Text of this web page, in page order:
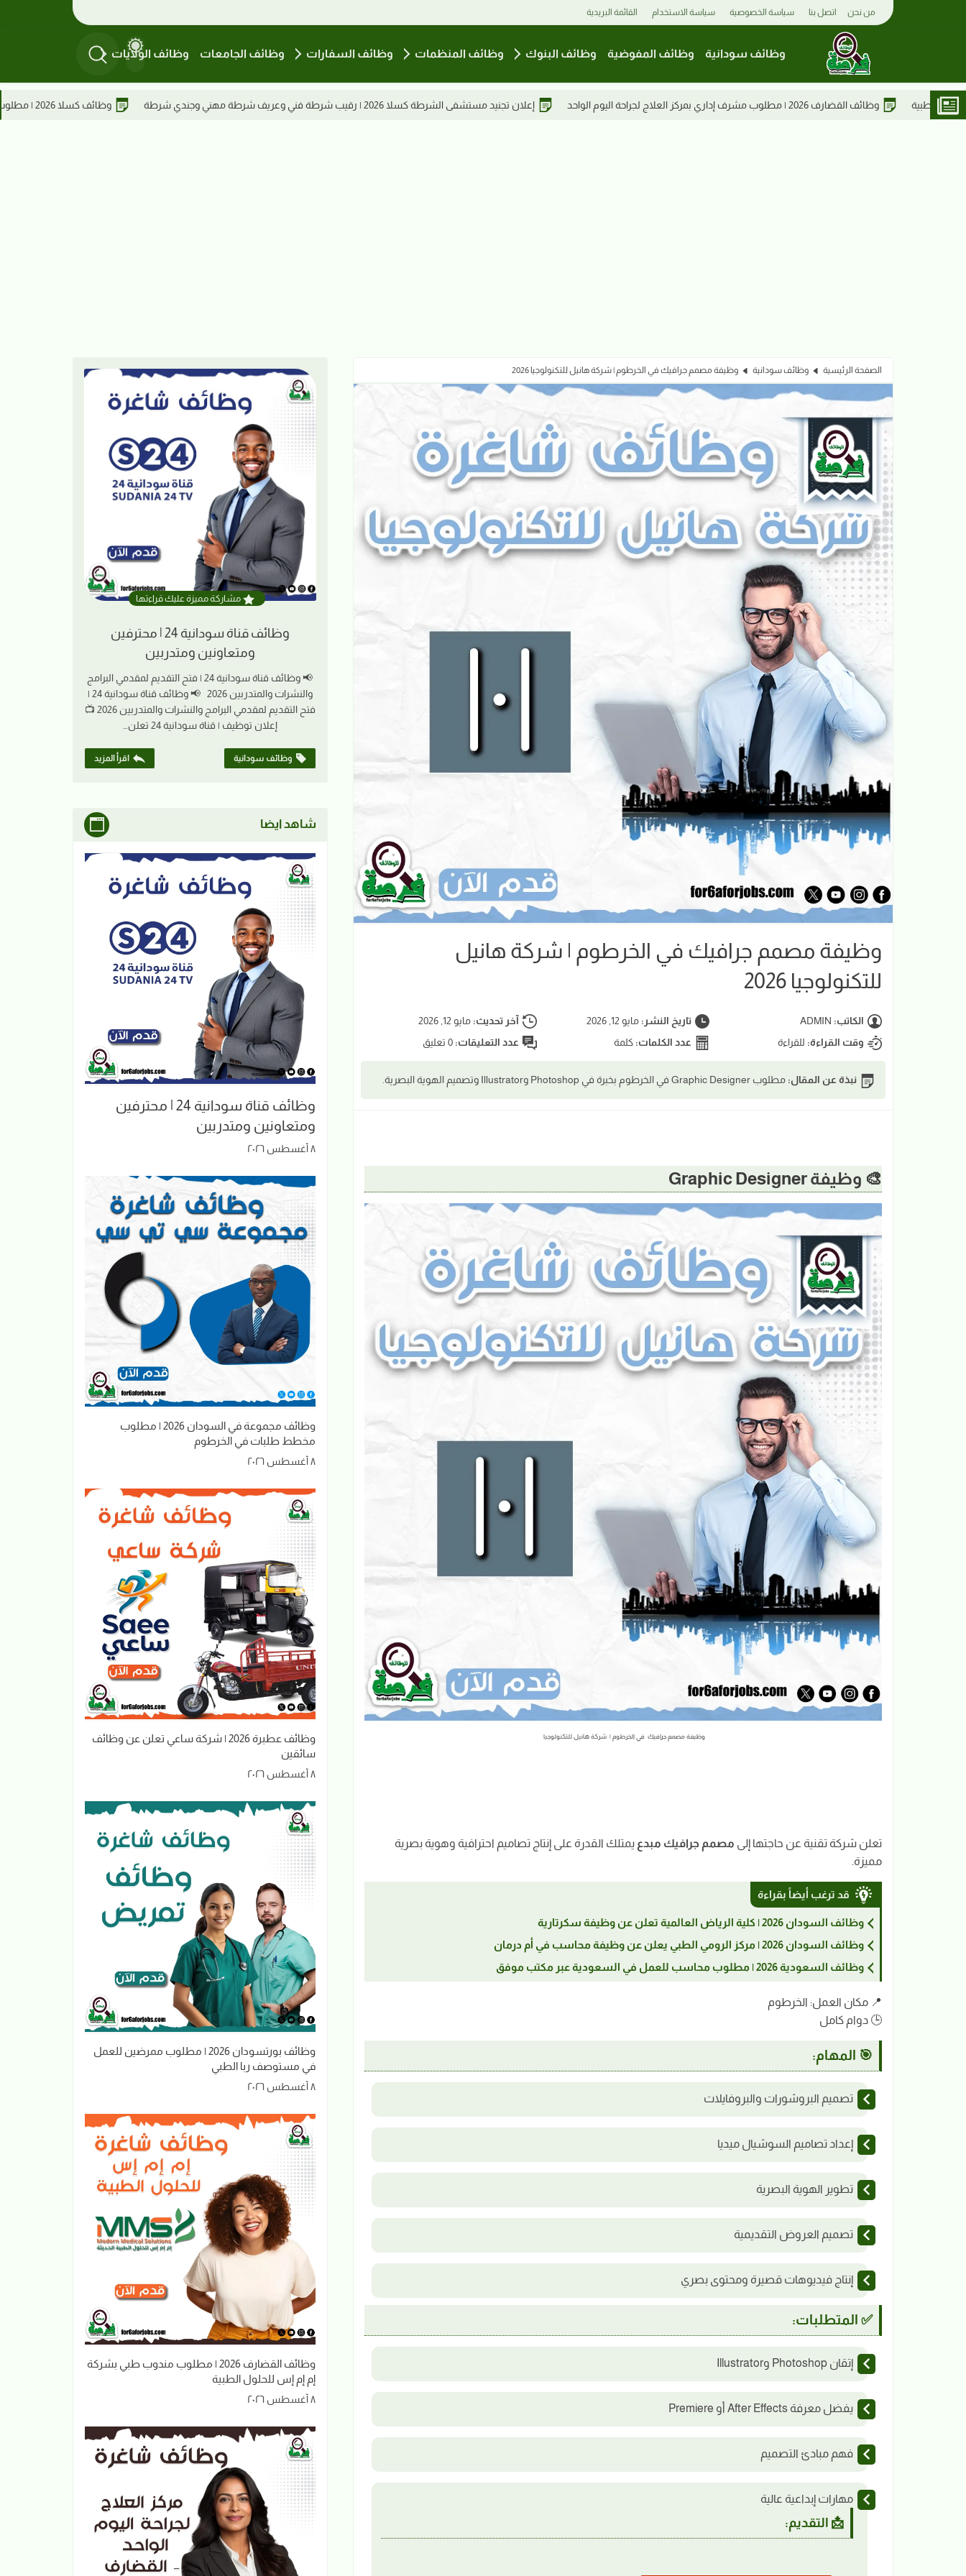
من نحن اتصل بنا سياسة الخصوصية سياسة الاستخدام القائمة البريدية
وظائف سودانية وظائف المفوضية وظائف البنوك وظائف المنظمات وظائف السفارات وظائف الجامعات وظائف الولايات
إعلان تجنيد مستشفى الشرطة كسلا 2026 | رقيب شرطة فني وعريف شرطة مهني وجندي شرطة وظائف كسلا 2026 | مطلوب ويتر بنت للعمل في مطعم نودلز
الصفحة الرئيسية وظائف سودانية وظيفة مصمم جرافيك في الخرطوم | شركة هانيل للتكنولوجيا 2026
وظيفة مصمم جرافيك في الخرطوم | شركة هانيل
للتكنولوجيا 2026
الكاتب: ADMIN تاريخ النشر: مايو 12, 2026 آخر تحديث:مايو 12, 2026
وقت القراءة: للقراءة عدد الكلمات: كلمة عدد التعليقات:0 تعليق
نبذة عن المقال: مطلوب Graphic Designer في الخرطوم بخبرة في Photoshop وIllustrator وتصميم الهوية البصرية.
🎨 وظيفة Graphic Designer
وظيفة مصمم جرافيك في الخرطوم | شركة هانيل للتكنولوجيا
تعلن شركة تقنية عن حاجتها إلى مصمم جرافيك مبدع يمتلك القدرة على إنتاج تصاميم احترافية وهوية بصرية
مميزة.
قد ترغب أيضاً بقراءة
وظائف السودان 2026 | كلية الرياض العالمية تعلن عن وظيفة سكرتارية
وظائف السودان 2026 | مركز الرومي الطبي يعلن عن وظيفة محاسب في أم درمان
وظائف السعودية 2026 | مطلوب محاسب للعمل في السعودية عبر مكتب موفق
📍 مكان العمل: الخرطوم
🕒 دوام كامل
🎯 المهام:
تصميم البروشورات والبروفايلات
إعداد تصاميم السوشيال ميديا
تطوير الهوية البصرية
تصميم العروض التقديمية
إنتاج فيديوهات قصيرة ومحتوى بصري
✅ المتطلبات:
إتقان Photoshop وIllustrator
يفضل معرفة After Effects أو Premiere
فهم مبادئ التصميم
مهارات إبداعية عالية
📩 التقديم:
مشاركة مميزة عليك قراءتها
وظائف قناة سودانية 24 | محترفين
ومتعاونين ومتدربين
📢 وظائف قناة سودانية 24 | فتح التقديم لمقدمي البرامج
والنشرات والمتدربين 2026 📢 وظائف قناة سودانية 24 |
فتح التقديم لمقدمي البرامج والنشرات والمتدربين 2026 📺
إعلان توظيف | قناة سودانية 24 تعلن…
وظائف سودانية اقرأ المزيد
شاهد ايضا
وظائف قناة سودانية 24 | محترفين
ومتعاونين ومتدربين
٨ أغسطس ٢٠٢٦
وظائف مجموعة في السودان 2026 | مطلوب
مخطط طلبات في الخرطوم
٨ أغسطس ٢٠٢٦
وظائف عطبرة 2026 | شركة ساعي تعلن عن وظائف
سائقين
٨ أغسطس ٢٠٢٦
وظائف بورتسودان 2026 | مطلوب ممرضين للعمل
في مستوصف ربا الطبي
٨ أغسطس ٢٠٢٦
وظائف القضارف 2026 | مطلوب مندوب طبي بشركة
إم إم إس للحلول الطبية
٨ أغسطس ٢٠٢٦